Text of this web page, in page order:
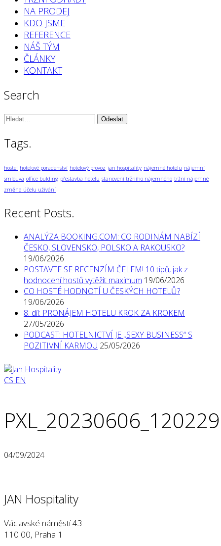
NA PRODEJ
KDO JSME
REFERENCE
NÁŠ TÝM
ČLÁNKY
KONTAKT
Search
Vyhledávání:
Tags.
hostel hotelové poradenství hotelový provoz jan hospitality nájemné hotelu nájemní
smlouva office bulding přestavba hotelu stanovení tržního nájemného tržní nájemné
změna účelu užívání
Recent Posts.
ANALÝZA BOOKING.COM: CO RODINÁM NABÍZÍ
ČESKO, SLOVENSKO, POLSKO A RAKOUSKO?
19/06/2026
POSTAVTE SE RECENZÍM ČELEM! 10 tipů, jak z
hodnocení hostů vytěžit maximum 19/06/2026
CO HOSTÉ HODNOTÍ U ČESKÝCH HOTELŮ?
19/06/2026
8. díl: PRONÁJEM HOTELU KROK ZA KROKEM
27/05/2026
PODCAST: HOTELNICTVÍ JE „SEXY BUSINESS“ S
POZITIVNÍ KARMOU 25/05/2026
CS EN
04/09/2024
JAN Hospitality
Václavské náměstí 43
110 00, Praha 1